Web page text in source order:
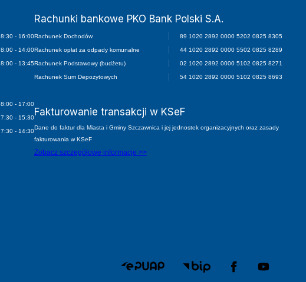
8:30 - 16:00
8:00 - 14:00
8:00 - 13:45
8:00 - 17:00
7:30 - 15:30
7:30 - 14:30
Rachunki bankowe PKO Bank Polski S.A.
Rachunek Dochodów 89 1020 2892 0000 5202 0825 8305
Rachunek opłat za odpady komunalne 44 1020 2892 0000 5502 0825 8289
Rachunek Podstawowy (budżetu) 02 1020 2892 0000 5102 0825 8271
Rachunek Sum Depozytowych 54 1020 2892 0000 5102 0825 8693
Fakturowanie transakcji w KSeF
Dane do faktur dla Miasta i Gminy Szczawnica i jej jednostek organizacyjnych oraz zasady
fakturowania w KSeF
Zobacz szczegółowe informacje >>